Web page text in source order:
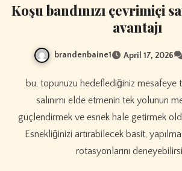
Koşu bandınızı çevrimiçi
avantajı
brandenbaine1 April 17, 2026
bu, topunuzu hedeflediğiniz mesafeye taşıyabilecek tam
salınımı elde etmenin tek yolunun
güçlendirmek ve esnek hale getirmek
Esnekliğinizi artırabilecek basit,
rotasyonlarını